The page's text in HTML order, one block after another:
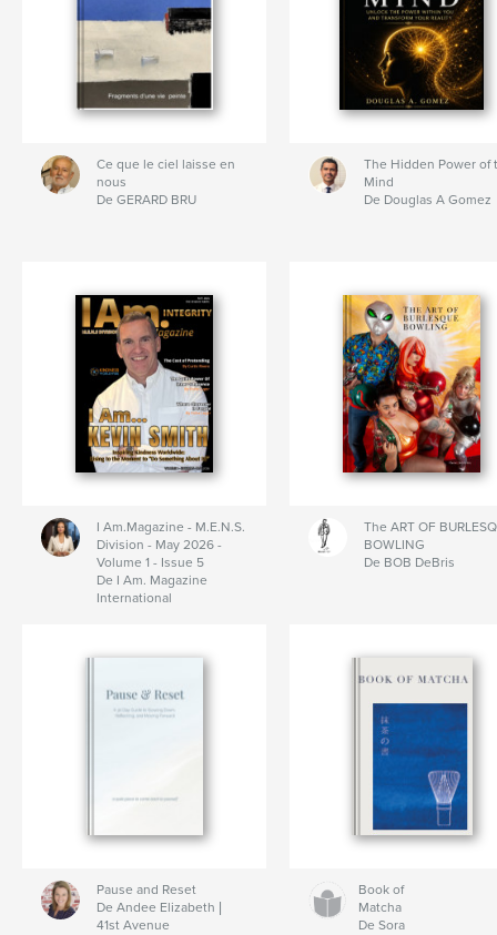
Ce que le ciel laisse en
nous
De GERARD BRU
The Hidden Power of
Mind
De Douglas A Gomez
I Am.Magazine - M.E.N.S.
Division - May 2026 -
Volume 1 - Issue 5
De I Am. Magazine
International
The ART OF
BOWLING
De BOB DeBris
Pause and Reset
De Andee Elizabeth |
41st Avenue
Book of
Matcha
De Sora